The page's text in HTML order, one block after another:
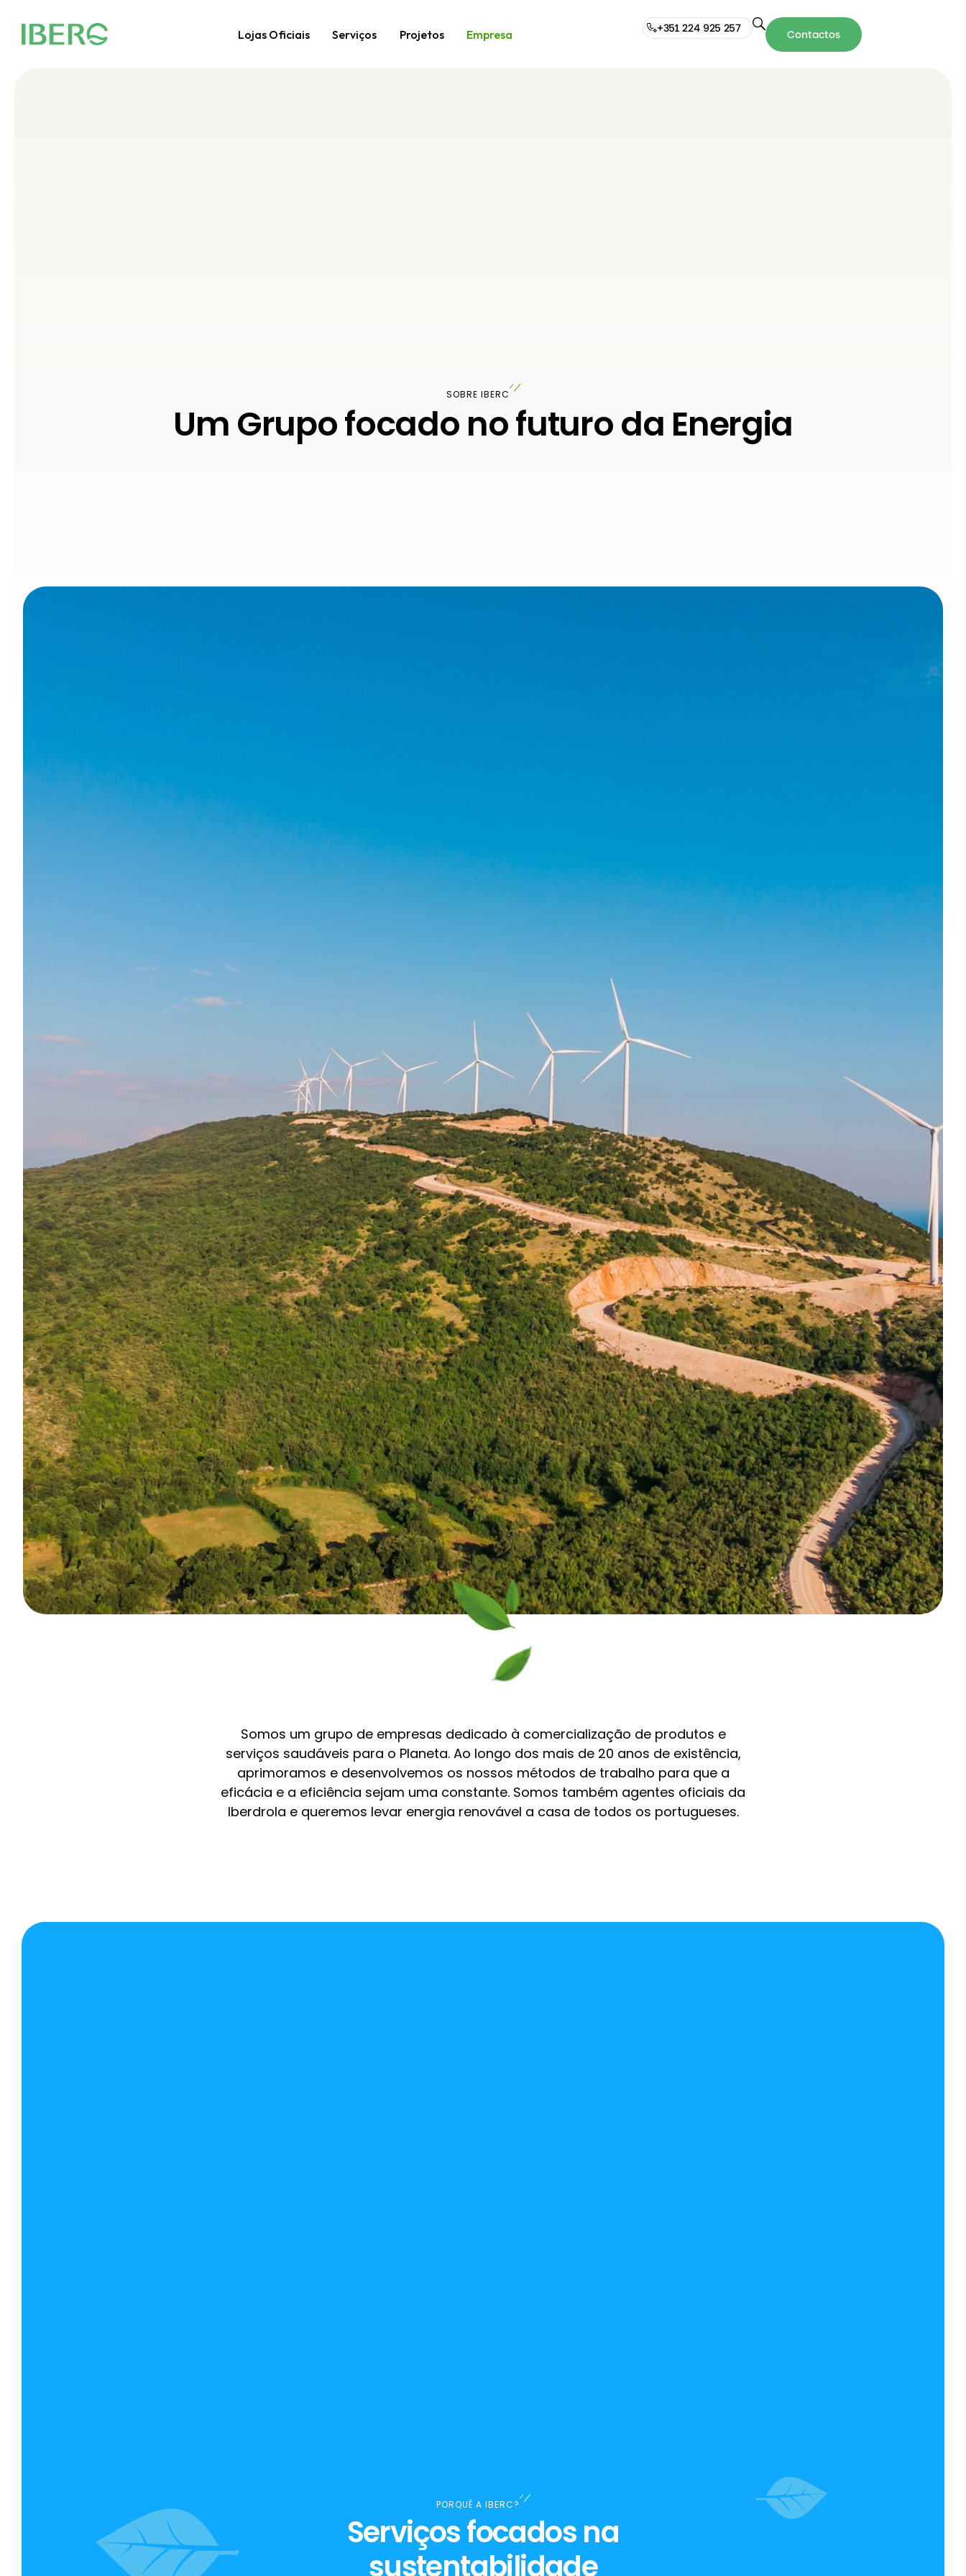
Lojas Oficiais Serviços Projetos Empresa +351 224 925 257
Contactos
Contactos
SOBRE IBERC
Um Grupo focado no futuro da Energia
Somos um grupo de empresas dedicado à comercialização de produtos e
serviços saudáveis para o Planeta. Ao longo dos mais de 20 anos de existência,
aprimoramos e desenvolvemos os nossos métodos de trabalho para que a
eficácia e a eficiência sejam uma constante. Somos também agentes oficiais da
Iberdrola e queremos levar energia renovável a casa de todos os portugueses.
PORQUÊ A IBERC?
Serviços focados na
sustentabilidade